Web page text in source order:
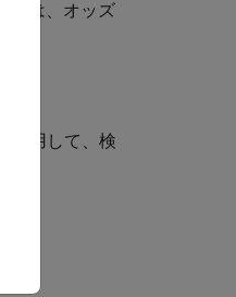
には、オッズ
使用して、検